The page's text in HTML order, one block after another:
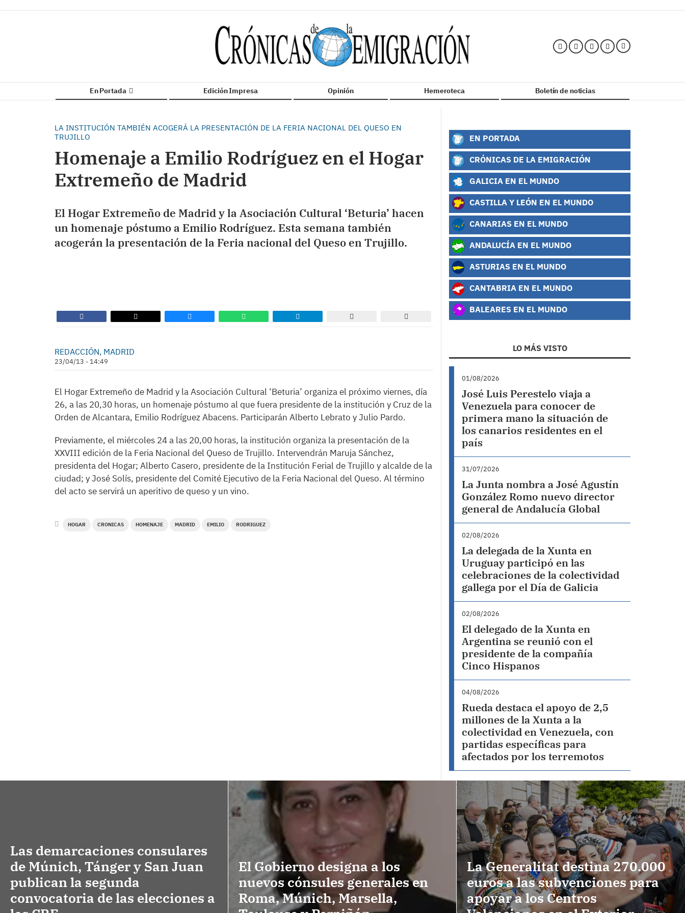
En Portada Edición Impresa Opinión Hemeroteca Boletín de noticias
LA INSTITUCIÓN TAMBIÉN ACOGERÁ LA PRESENTACIÓN DE LA FERIA NACIONAL DEL QUESO EN
TRUJILLO
Homenaje a Emilio Rodríguez en el Hogar
Extremeño de Madrid
El Hogar Extremeño de Madrid y la Asociación Cultural ‘Beturia’ hacen
un homenaje póstumo a Emilio Rodríguez. Esta semana también
acogerán la presentación de la Feria nacional del Queso en Trujillo.
REDACCIÓN, MADRID
23/04/13 - 14:49
El Hogar Extremeño de Madrid y la Asociación Cultural ‘Beturia’ organiza el próximo viernes, día
26, a las 20,30 horas, un homenaje póstumo al que fuera presidente de la institución y Cruz de la
Orden de Alcantara, Emilio Rodríguez Abacens. Participarán Alberto Lebrato y Julio Pardo.
Previamente, el miércoles 24 a las 20,00 horas, la institución organiza la presentación de la
XXVIII edición de la Feria Nacional del Queso de Trujillo. Intervendrán Maruja Sánchez,
presidenta del Hogar; Alberto Casero, presidente de la Institución Ferial de Trujillo y alcalde de la
ciudad; y José Solís, presidente del Comité Ejecutivo de la Feria Nacional del Queso. Al término
del acto se servirá un aperitivo de queso y un vino.
HOGAR CRONICAS HOMENAJE MADRID EMILIO RODRIGUEZ
EN PORTADA
CRÓNICAS DE LA EMIGRACIÓN
GALICIA EN EL MUNDO
CASTILLA Y LEÓN EN EL MUNDO
CANARIAS EN EL MUNDO
ANDALUCÍA EN EL MUNDO
ASTURIAS EN EL MUNDO
CANTABRIA EN EL MUNDO
BALEARES EN EL MUNDO
LO MÁS VISTO
01/08/2026
José Luis Perestelo viaja a
Venezuela para conocer de
primera mano la situación de
los canarios residentes en el
país
31/07/2026
La Junta nombra a José Agustín
González Romo nuevo director
general de Andalucía Global
02/08/2026
La delegada de la Xunta en
Uruguay participó en las
celebraciones de la colectividad
gallega por el Día de Galicia
02/08/2026
El delegado de la Xunta en
Argentina se reunió con el
presidente de la compañía
Cinco Hispanos
04/08/2026
Rueda destaca el apoyo de 2,5
millones de la Xunta a la
colectividad en Venezuela, con
partidas específicas para
afectados por los terremotos
Las demarcaciones consulares
de Múnich, Tánger y San Juan
publican la segunda
convocatoria de las elecciones a
El Gobierno designa a los
nuevos cónsules generales en
Roma, Múnich, Marsella,
La Generalitat destina 270.000
euros a las subvenciones para
apoyar a los Centros